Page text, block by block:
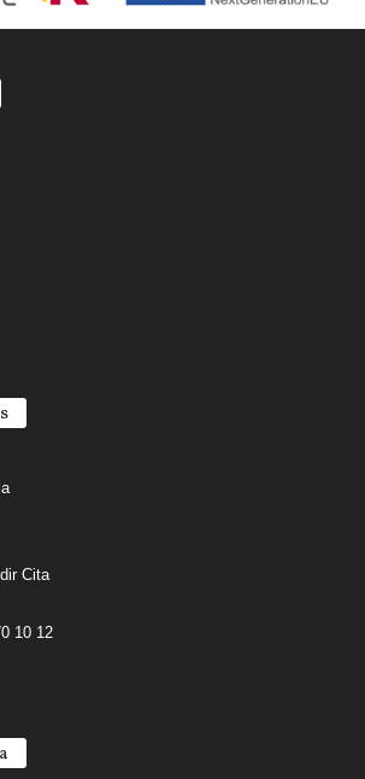
Cita
10 12